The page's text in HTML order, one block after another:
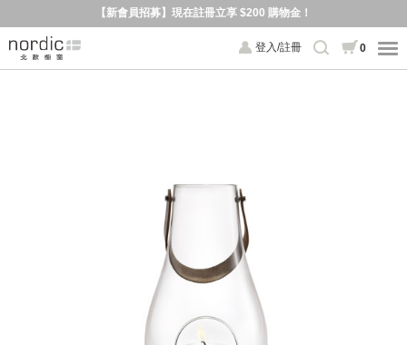
【新會員招募】現在註冊立享 $200 購物金！
登入/註冊 0